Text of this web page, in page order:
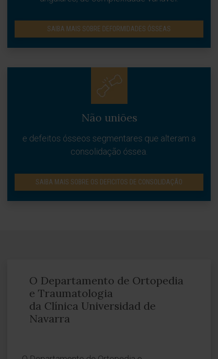
SAIBA MAIS SOBRE DEFORMIDADES ÓSSEAS
Não uniões
e defeitos ósseos segmentares que alteram a
consolidação óssea.
SAIBA MAIS SOBRE OS DEFICITOS DE CONSOLIDAÇÃO
O Departamento de Ortopedia
e Traumatologia
da Clínica Universidad de
Navarra